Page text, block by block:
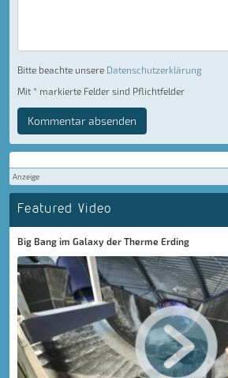
Bitte beachte unsere Datenschutzerklärung
Mit * markierte Felder sind Pflichtfelder
Kommentar absenden
Anzeige
Featured Video
Big Bang im Galaxy der Therme Erding